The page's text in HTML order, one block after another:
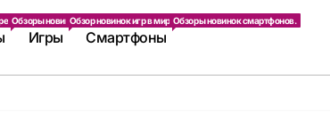
Последние IT новинки.
Обзоры новинок IT индустрии.
Игры
Обзор новинок игр в мире.
Смартфоны
Обзоры новинок смартфонов.